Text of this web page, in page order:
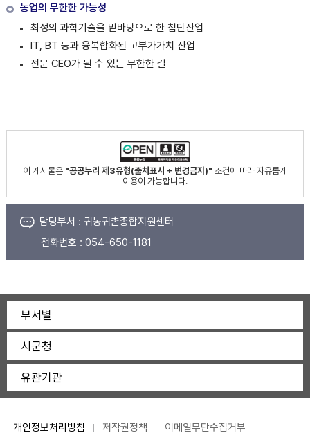
농업의 무한한 가능성
최성의 과학기술을 밑바탕으로 한 첨단산업
IT, BT 등과 융복합화된 고부가가치 산업
전문 CEO가 될 수 있는 무한한 길
이 게시물은 "공공누리 제3유형(출처표시 + 변경금지)" 조건에 따라 자유롭게
이용이 가능합니다.
담당부서 : 귀농귀촌종합지원센터
전화번호 : 054-650-1181
부서별
시군청
유관기관
개인정보처리방침 저작권정책 이메일무단수집거부